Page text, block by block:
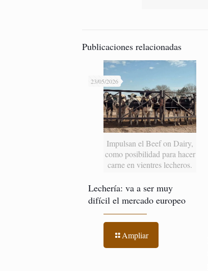
Publicaciones relacionadas
Impulsan el Beef on Dairy,
como posibilidad para hacer
carne en vientres lecheros.
23/05/2026
Lechería: va a ser muy
difícil el mercado europeo
Ampliar